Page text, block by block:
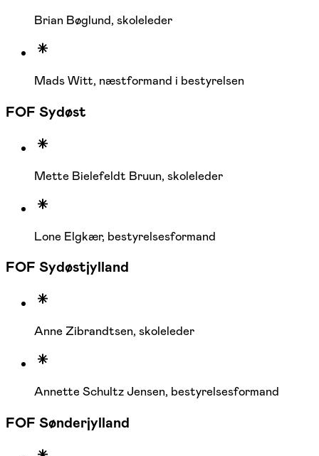
Brian Bøglund, skoleleder
Mads Witt, næstformand i bestyrelsen
FOF Sydøst
Mette Bielefeldt Bruun, skoleleder
Lone Elgkær, bestyrelsesformand
FOF Sydøstjylland
Anne Zibrandtsen, skoleleder
Annette Schultz Jensen, bestyrelsesformand
FOF Sønderjylland